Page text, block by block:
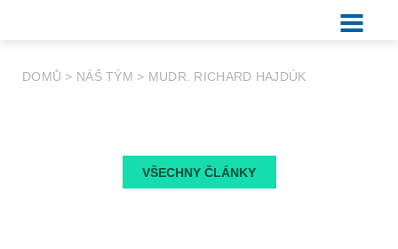
DOMŮ > NÁŠ TÝM > MUDR. RICHARD HAJDÚK
VŠECHNY ČLÁNKY